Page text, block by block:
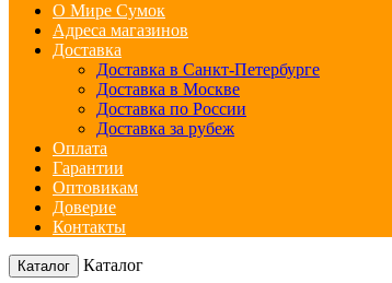
О Мире Сумок
Адреса магазинов
Доставка
Доставка в Санкт-Петербурге
Доставка в Москве
Доставка по России
Доставка за рубеж
Оплата
Гарантии
Оптовикам
Доверие
Контакты
Каталог Каталог